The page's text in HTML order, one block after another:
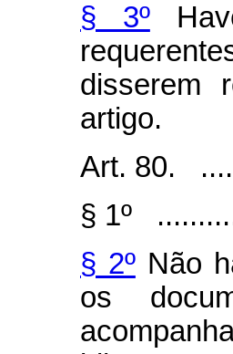
§ 3º
disserem
artigo.
Art. 80.
§ 1º
§ 2ºNão
os